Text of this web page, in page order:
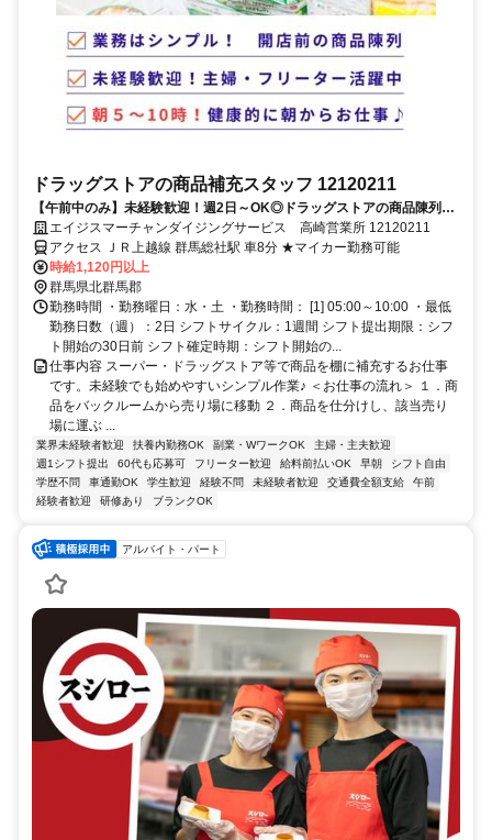
ドラッグストアの商品補充スタッフ 12120211
【午前中のみ】未経験歓迎！週2日～OK◎ドラッグストアの商品陳列ス
タッフエイジスマーチャンダイジングサービス 高崎営業所 12120211
アクセス ＪＲ上越線 群馬総社駅 車8分 ★マイカー勤務可能
時給1,120円以上
群馬県北群馬郡
勤務時間 ・勤務曜日：水・土 ・勤務時間： [1] 05:00～10:00 ・最低
勤務日数（週）：2日 シフトサイクル：1週間 シフト提出期限：シフ
ト開始の30日前 シフト確定時期：シフト開始の...
仕事内容 スーパー・ドラッグストア等で商品を棚に補充するお仕事
です。未経験でも始めやすいシンプル作業♪ ＜お仕事の流れ＞ １．商
品をバックルームから売り場に移動 ２．商品を仕分けし、該当売り
場に運ぶ ...
業界未経験者歓迎 扶養内勤務OK 副業・WワークOK
主婦・主夫歓迎
週1シフト提出
60代も応募可 フリーター歓迎 給料前払いOK 早朝
シフト自由
学歴不問
車通勤OK 学生歓迎 経験不問 未経験者歓迎 交通費全額支給
午前
経験者歓迎
研修あり ブランクOK
アルバイト・パート